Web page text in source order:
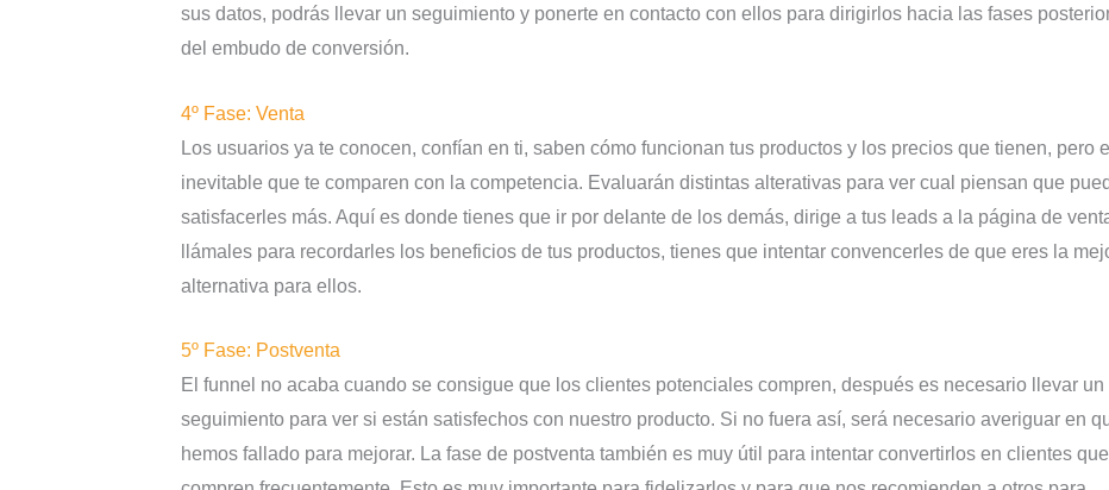
sus datos, podrás llevar un seguimiento y ponerte en contacto con ellos para dirigirlos hacia las fases
del embudo de conversión.
4º Fase: Venta
Los usuarios ya te conocen, confían en ti, saben cómo funcionan tus productos y los precios que tienen, pero
inevitable que te comparen con la competencia. Evaluarán distintas alterativas para ver cual piensan que
satisfacerles más. Aquí es donde tienes que ir por delante de los demás, dirige a tus leads a la página de
llámales para recordarles los beneficios de tus productos, tienes que intentar convencerles de que eres la
alternativa para ellos.
5º Fase: Postventa
El funnel no acaba cuando se consigue que los clientes potenciales compren, después es necesario llevar un
seguimiento para ver si están satisfechos con nuestro producto. Si no fuera así, será necesario averiguar en
hemos fallado para mejorar. La fase de postventa también es muy útil para intentar convertirlos en clientes que